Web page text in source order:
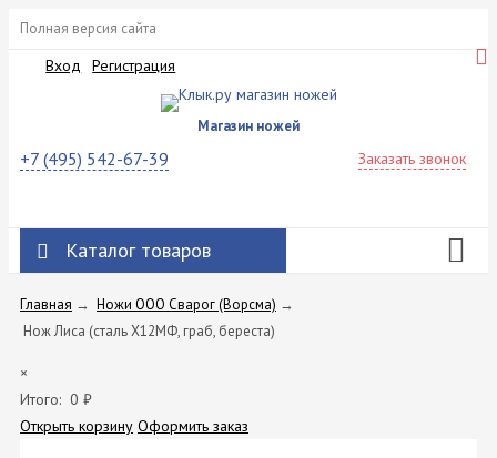
Полная версия сайта
Вход Регистрация
Магазин ножей
+7 (495) 542-67-39 Заказать звонок
Каталог товаров
Главная → Ножи ООО Сварог (Ворсма) →
Нож Лиса (сталь Х12МФ, граб, береста)
×
Итого: 0 ₽
Открыть корзину Оформить заказ